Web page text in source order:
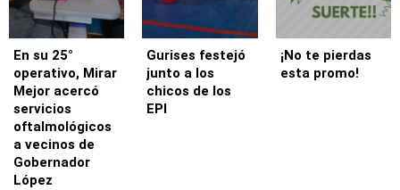
En su 25°
operativo, Mirar
Mejor acercó
servicios
oftalmológicos
a vecinos de
Gobernador
López
Gurises festejó
junto a los
chicos de los
EPI
¡No te pierdas
esta promo!